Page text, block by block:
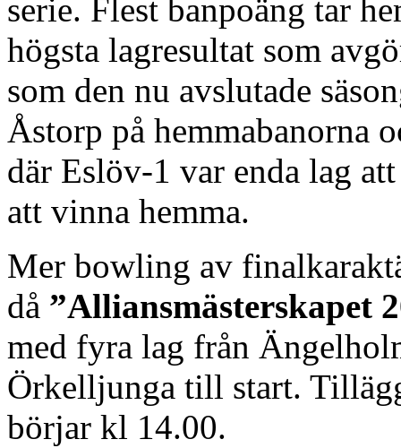
serie. Flest banpoäng tar
högsta lagresultat som
som den nu avslutade
Åstorp på hemmabanorna
där Eslöv-1 var enda lag
att vinna hemma.
Mer bowling av
då ”Alliansmästerskapet
med fyra lag från
Örkelljunga till start.
börjar kl 14.00.